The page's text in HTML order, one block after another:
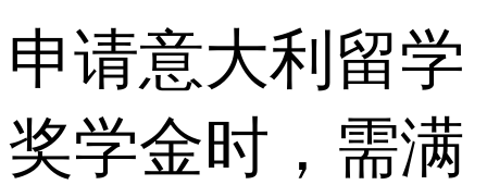
申请意大利留学
奖学金时，需满